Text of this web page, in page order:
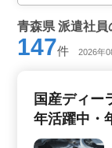
青森県 派遣社
147件 2026年
国産ディー
年活躍中・